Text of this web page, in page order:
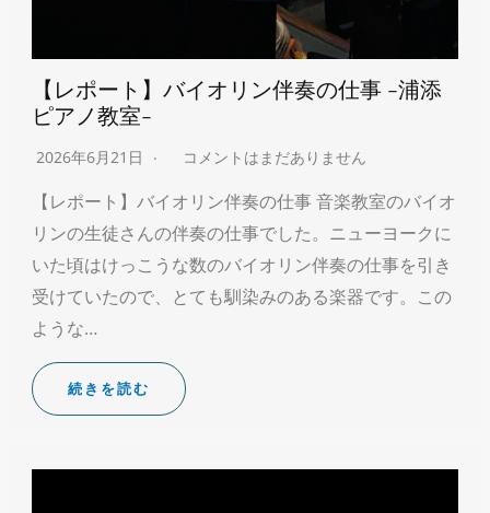
【レポート】バイオリン伴奏の仕事 -浦添
ピアノ教室-
2026年6月21日 コメントはまだありません
【レポート】バイオリン伴奏の仕事 音楽教室のバイオ
リンの生徒さんの伴奏の仕事でした。ニューヨークに
いた頃はけっこうな数のバイオリン伴奏の仕事を引き
受けていたので、とても馴染みのある楽器です。この
ような…
続きを読む